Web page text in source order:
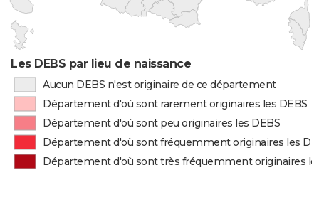
Les DEBS par lieu de naissance
Aucun DEBS n'est originaire de ce département
Département d'où sont rarement originaires les DEBS
Département d'où sont peu originaires les DEBS
Département d'où sont fréquemment originaires les
Département d'où sont très fréquemment originaires